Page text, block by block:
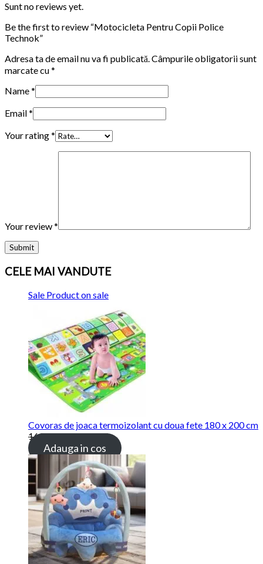
Sunt no reviews yet.
Be the first to review “Motocicleta Pentru Copii Police
Technok”
Adresa ta de email nu va fi publicată.Câmpurile obligatorii sunt
marcate cu*
Name*
Email*
Your rating*
Your review*
CELE MAI VANDUTE
Sale Product on sale
Covoras de joaca termoizolant cu doua fete 180 x 200 cm
169.00lei115.00lei
Adauga in cos